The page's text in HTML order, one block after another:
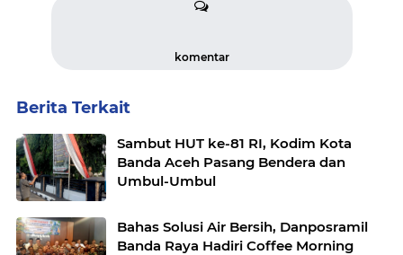
komentar
Berita Terkait
Sambut HUT ke-81 RI, Kodim Kota
Banda Aceh Pasang Bendera dan
Umbul-Umbul
Bahas Solusi Air Bersih, Danposramil
Banda Raya Hadiri Coffee Morning